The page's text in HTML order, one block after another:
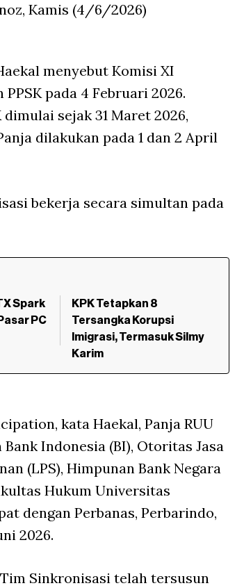
Kamis (4/6/2026)
menyebut Komisi XI
pada 4 Februari 2026.
sejak 31 Maret 2026,
dilakukan pada 1 dan 2 April
bekerja secara simultan pada
Spark
PC
KPK Tetapkan 8
Tersangka Korupsi
Imigrasi, Termasuk Silmy
Karim
kata Haekal, Panja RUU
Indonesia (BI), Otoritas Jasa
(LPS), Himpunan Bank Negara
Hukum Universitas
dengan Perbanas, Perbarindo,
2026.
Sinkronisasi telah tersusun